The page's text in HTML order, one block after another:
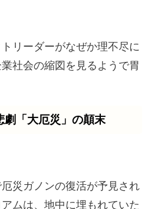
リーダーがなぜか理不尽に
社会の縮図を見るようで胃
劇「大厄災」の顛末
災ガノンの復活が予見され
ムは、地中に埋もれていた